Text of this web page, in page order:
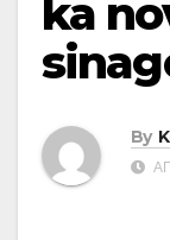
ka
By